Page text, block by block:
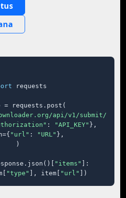
requests
= requests.post(
api/v1/submit/"
: "API_KEY" },
"url" : "URL" },
)
"items"
]:
"type" ], item[ "url" ])